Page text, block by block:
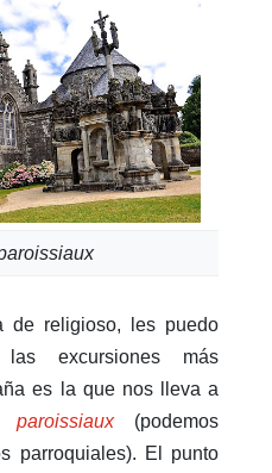
de religioso, les puedo
excursiones más
es la que nos lleva a
(podemos
parroquiales). El punto